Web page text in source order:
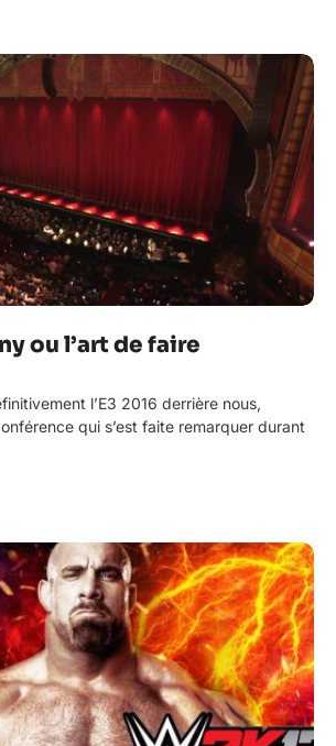
ou l’art de faire
l’E3 2016 derrière nous,
qui s’est faite remarquer durant